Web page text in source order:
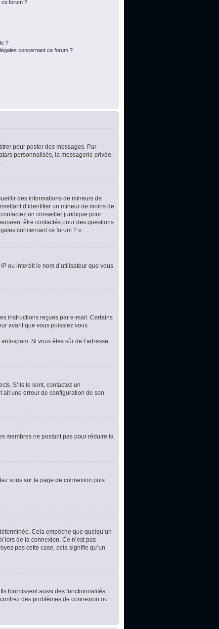
ce forum ?
?
concernant ce forum ?
pour poster des messages. Par
personnalisés, la messagerie privée,
des informations de mineurs de
d’identifier un mineur de moins de
un conseiller juridique pour
être contactés pour des questions
concernant ce forum ? ».
ou interdit le nom d’utilisateur que vous
instructions reçues par e-mail. Certains
avant que vous puissiez vous
spam. Si vous êtes sûr de l’adresse
S’ils le sont, contactez un
ait une erreur de configuration de son
membres ne postant pas pour réduire la
vous sur la page de connexion puis
Cela empêche que quelqu’un
lors de la connexion. Ce n’est pas
pas cette case, cela signifie qu’un
fournissent aussi des fonctionnalités
des problèmes de connexion ou